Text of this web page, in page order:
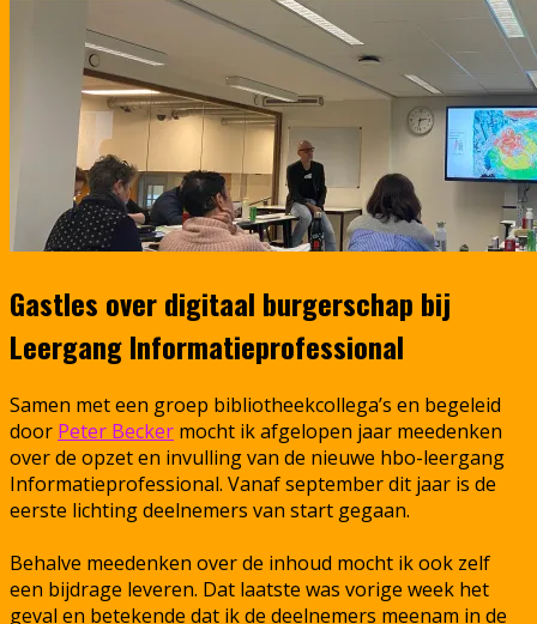
Gastles over digitaal burgerschap bij
Leergang Informatieprofessional
Samen met een groep bibliotheekcollega’s en begeleid
door Peter Becker mocht ik afgelopen jaar meedenken
over de opzet en invulling van de nieuwe hbo-leergang
Informatieprofessional. Vanaf september dit jaar is de
eerste lichting deelnemers van start gegaan.
Behalve meedenken over de inhoud mocht ik ook zelf
een bijdrage leveren. Dat laatste was vorige week het
geval en betekende dat ik de deelnemers meenam in de